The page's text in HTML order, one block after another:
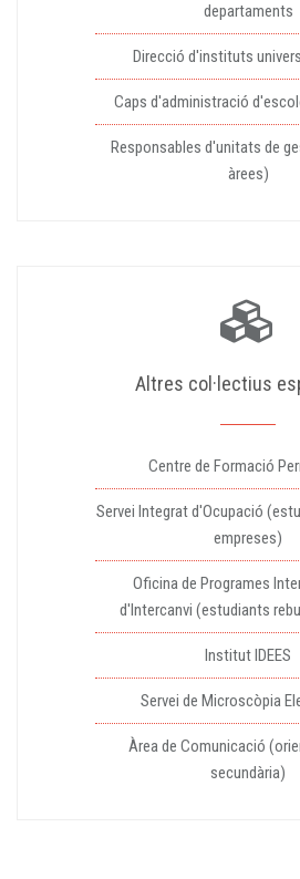
departaments
Direcció d'instituts
Caps d'administració
Responsables d'unitats de
àrees)
Altres col·lectius
Centre de Formació
Servei Integrat d'Ocupació
empreses)
Oficina de Programes
d'Intercanvi (estudiants
Institut IDEES
Servei de Microscòpia
Àrea de Comunicació
secundària)